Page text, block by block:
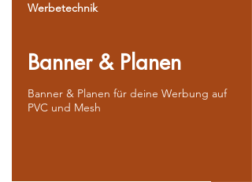
Werbetechnik
Banner & Planen
Banner & Planen für deine Werbung auf
PVC und Mesh